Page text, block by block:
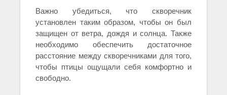
Важно убедиться, что скворечник
установлен таким образом, чтобы он был
защищен от ветра, дождя и солнца. Также
необходимо обеспечить достаточное
расстояние между скворечниками для того,
чтобы птицы ощущали себя комфортно и
свободно.